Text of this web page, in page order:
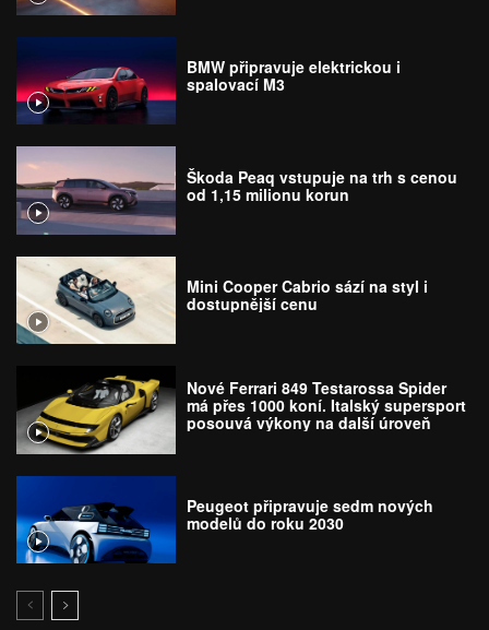
BMW připravuje elektrickou i
spalovací M3
Škoda Peaq vstupuje na trh s cenou
od 1,15 milionu korun
Mini Cooper Cabrio sází na styl i
dostupnější cenu
Nové Ferrari 849 Testarossa Spider
má přes 1000 koní. Italský supersport
posouvá výkony na další úroveň
Peugeot připravuje sedm nových
modelů do roku 2030